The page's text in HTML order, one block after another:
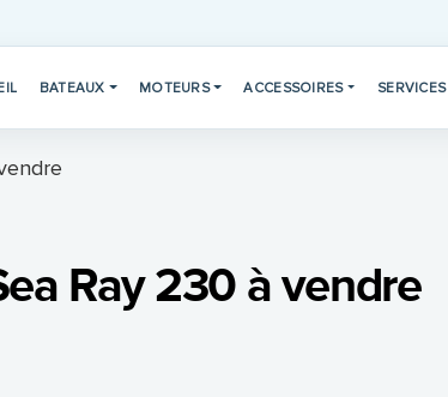
BATEAUX MOTEURS ACCESSOIRES SERVICES
Ray 230 à vendre